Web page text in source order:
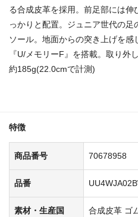
る合成皮革を採用。前足部には伸
っかりと配置。ジュニア世代の足
ソール。地面からの突き上げを
『U/メモリーF』を搭載。取り外
約185g(22.0cmで計測)
特徴
商品番号 70678958
品番
素材・生産国
合成皮革 ゴ